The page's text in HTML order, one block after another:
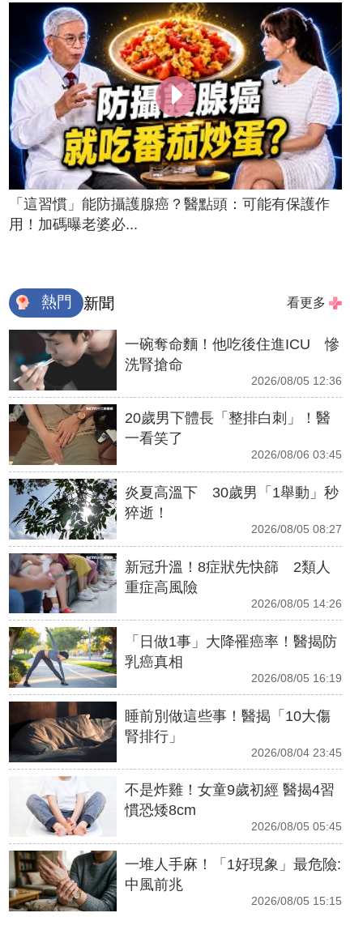
「這習慣」能防攝護腺癌？醫點頭：可能有保護作
用！加碼曝老婆必...
熱門 新聞 看更多
一碗奪命麵！他吃後住進ICU 慘
洗腎搶命
2026/08/05 12:36
20歲男下體長「整排白刺」！醫
一看笑了
2026/08/06 03:45
炎夏高溫下 30歲男「1舉動」秒
猝逝！
2026/08/05 08:27
新冠升溫！8症狀先快篩 2類人
重症高風險
2026/08/05 14:26
「日做1事」大降罹癌率！醫揭防
乳癌真相
2026/08/05 16:19
睡前別做這些事！醫揭「10大傷
腎排行」
2026/08/04 23:45
不是炸雞！女童9歲初經 醫揭4習
慣恐矮8cm
2026/08/05 05:45
一堆人手麻！「1好現象」最危險:
中風前兆
2026/08/05 15:15